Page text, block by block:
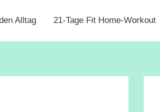
Alltag 21-Tage Fit Home-Workout